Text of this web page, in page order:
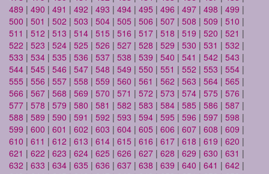
489 | 490 | 491 | 492 | 493 | 494 | 495 | 496 | 497 | 498 | 499 |
500 | 501 | 502 | 503 | 504 | 505 | 506 | 507 | 508 | 509 | 510 |
511 | 512 | 513 | 514 | 515 | 516 | 517 | 518 | 519 | 520 | 521 |
522 | 523 | 524 | 525 | 526 | 527 | 528 | 529 | 530 | 531 | 532 |
533 | 534 | 535 | 536 | 537 | 538 | 539 | 540 | 541 | 542 | 543 |
544 | 545 | 546 | 547 | 548 | 549 | 550 | 551 | 552 | 553 | 554 |
555 | 556 | 557 | 558 | 559 | 560 | 561 | 562 | 563 | 564 | 565 |
566 | 567 | 568 | 569 | 570 | 571 | 572 | 573 | 574 | 575 | 576 |
577 | 578 | 579 | 580 | 581 | 582 | 583 | 584 | 585 | 586 | 587 |
588 | 589 | 590 | 591 | 592 | 593 | 594 | 595 | 596 | 597 | 598 |
599 | 600 | 601 | 602 | 603 | 604 | 605 | 606 | 607 | 608 | 609 |
610 | 611 | 612 | 613 | 614 | 615 | 616 | 617 | 618 | 619 | 620 |
621 | 622 | 623 | 624 | 625 | 626 | 627 | 628 | 629 | 630 | 631 |
632 | 633 | 634 | 635 | 636 | 637 | 638 | 639 | 640 | 641 | 642 |